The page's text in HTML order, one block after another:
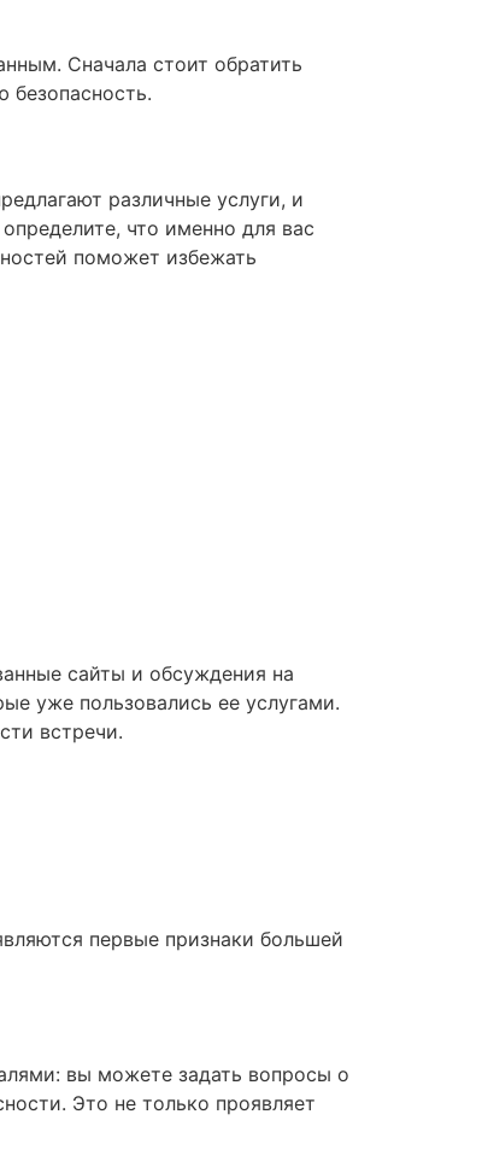
Сначала стоит обратить
безопасность.
различные услуги, и
что именно для вас
поможет избежать
сайты и обсуждения на
уже пользовались ее услугами.
встречи.
первые признаки большей
вы можете задать вопросы о
Это не только проявляет